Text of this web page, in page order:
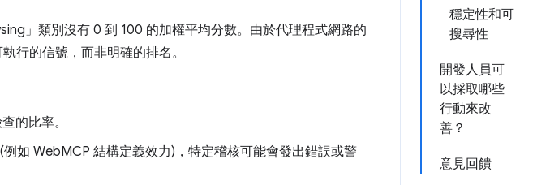
穩定性和可
搜尋性
開發人員可
以採取哪些
行動來改
善？
意見回饋
」類別沒有 0 到 100 的加權平均分數。由於代理程式網路的
行的信號，而非明確的排名。
的比率。
如 WebMCP 結構定義效力)，特定稽核可能會發出錯誤或警